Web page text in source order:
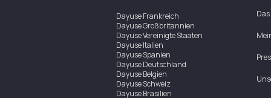
DayuseFrankreich
DayuseGroßbritannien
DayuseVereinigte Staaten
DayuseItalien
DayuseSpanien
DayuseDeutschland
DayuseBelgien
DayuseSchweiz
DayuseBrasilien